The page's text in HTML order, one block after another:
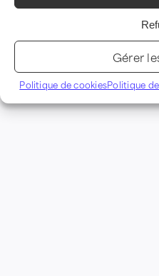
Gérer
Politique de cookiesPolitique